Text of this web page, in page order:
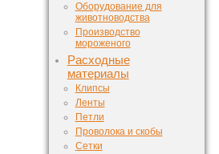
Оборудование для
животноводства
Производство
мороженого
Расходные
материалы
Клипсы
Ленты
Петли
Проволока и скобы
Сетки